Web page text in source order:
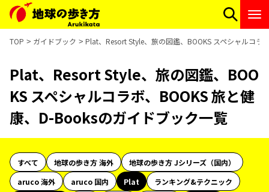
TOP ガイドブック Plat、Resort Style、旅の図鑑、BOOKS スペシャルコ
Plat、Resort Style、旅の図鑑、BOO
KS スペシャルコラボ、BOOKS 旅と健
康、D-Booksのガイドブック一覧
すべて 地球の歩き方 海外
地球の歩き方 Jシリーズ（国内）
aruco 海外
aruco 国内 Plat
ランキング&テクニック